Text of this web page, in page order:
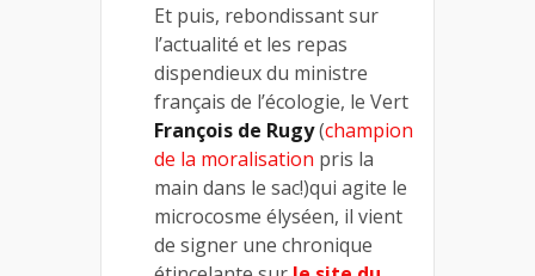
Et puis, rebondissant sur
l’actualité et les repas
dispendieux du ministre
français de l’écologie, le Vert
François de Rugy(champion
de la moralisation pris la
main dans le sac!)qui agite le
microcosme élyséen, il vient
de signer une chronique